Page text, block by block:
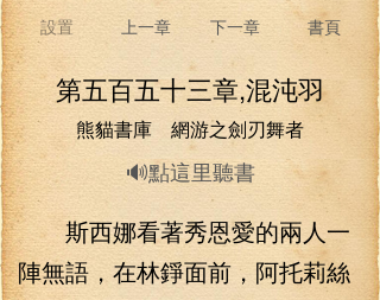
設置 上一章 下一章 書頁
第五百五十三章,混沌羽
熊貓書庫 網游之劍刃舞者
🔊點這里聽書
斯西娜看著秀恩愛的兩人一
陣無語，在林錚面前，阿托莉絲